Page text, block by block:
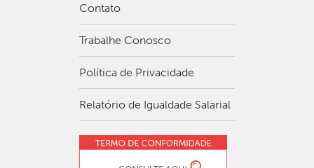
Contato
Trabalhe Conosco
Política de Privacidade
Relatório de Igualdade Salarial